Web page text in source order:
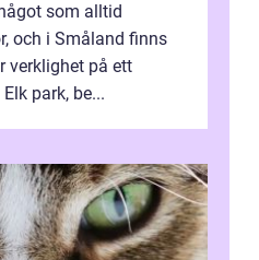
som alltid
och i Småland finns
verklighet på ett
park, be...